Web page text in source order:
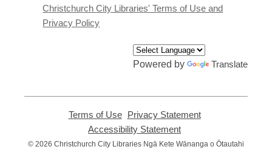
window
Christchurch City Libraries' Terms of Use and
Privacy Policy
Powered by Translate
Terms of Use,
opens
new
Privacy Statement,
new
Accessibility Statement
opens
© 2026 Christchurch City Libraries Ngā Kete Wānanga o Ōtautahi